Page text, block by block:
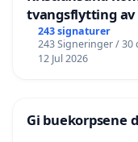
tvangsflytting av
243 signaturer
243 Signeringer / 30
12 Jul 2026
Gi buekorpsene